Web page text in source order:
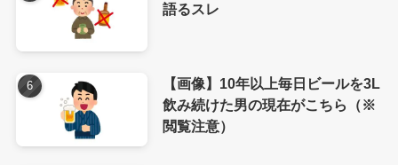
語るスレ
【画像】10年以上毎日ビールを3L
飲み続けた男の現在がこちら（※
閲覧注意）